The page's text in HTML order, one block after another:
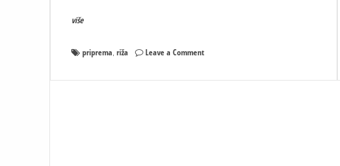
više
priprema, riža Leave a Commenton
savršeno